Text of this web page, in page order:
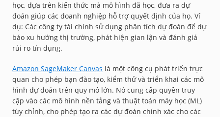
học, dựa trên kiến thức mà mô hình đã học, đưa ra dự
đoán giúp các doanh nghiệp hỗ trợ quyết định của họ. Ví
dụ: Các công ty tài chính sử dụng phân tích dự đoán để dự
báo xu hướng thị trường, phát hiện gian lận và đánh giá
rủi ro tín dụng.
Amazon SageMaker Canvas là một công cụ phát triển trực
quan cho phép bạn đào tạo, kiểm thử và triển khai các mô
hình dự đoán trên quy mô lớn. Nó cung cấp quyền truy
cập vào các mô hình nền tảng và thuật toán máy học (ML)
tùy chỉnh, cho phép tạo ra các dự đoán chính xác cho các